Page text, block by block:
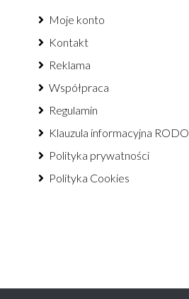
Moje konto
Kontakt
Reklama
Współpraca
Regulamin
Klauzula informacyjna RODO
Polityka prywatności
Polityka Cookies